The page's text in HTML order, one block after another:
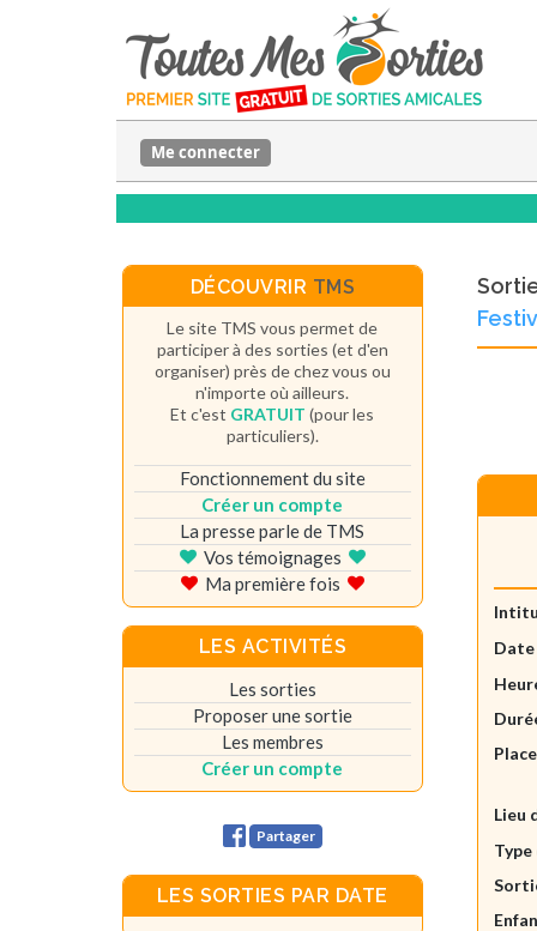
Me connecter
Date
Lieu
DÉCOUVRIR TMS
Le site TMS vous permet de
participer à des sorties (et d'en
organiser) près de chez vous ou
n'importe où ailleurs.
Et c'est GRATUIT (pour les
particuliers).
Fonctionnement du site
Créer un compte
La presse parle de TMS
Vos témoignages
Ma première fois
LES ACTIVITÉS
Les sorties
Proposer une sortie
Les membres
Créer un compte
Partager
LES SORTIES PAR DATE